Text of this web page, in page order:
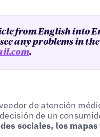
from English into
any problems in the
.
de atención
de un
sociales, los mapas